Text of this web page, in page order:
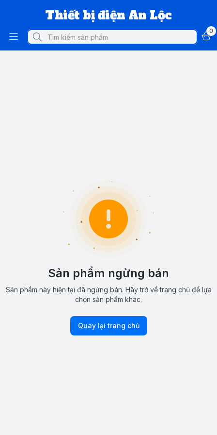
Thiết bị điện An Lộc
0
Sản phẩm ngừng bán
Sản phẩm này hiện tại đã ngừng bán. Hãy trở về trang chủ để lựa
chọn sản phẩm khác.
Quay lại trang chủ